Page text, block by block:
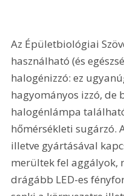
Az Épületbiológiai
használható (és
halogénizzó: ez
hagyományos izzó, de
halogénlámpa
hőmérsékleti sugárzó.
illetve gyártásával
merültek fel aggályok,
drágább LED-es